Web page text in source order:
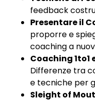
feedback
Presentare il
proporre e
coaching a
Coaching 1to1
Differenze tra
e tecniche per
Sleight of